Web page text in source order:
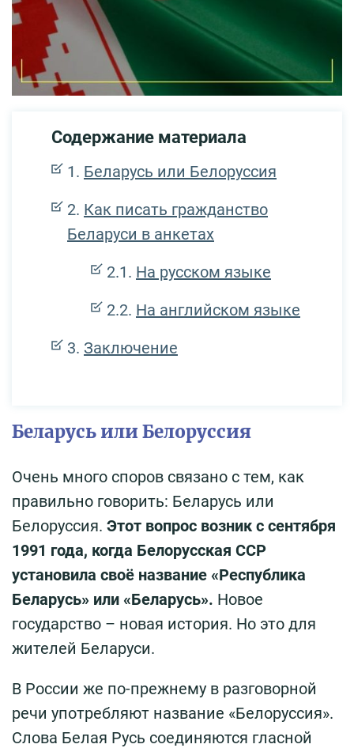
Содержание материала
Беларусь или Белоруссия
Как писать гражданство
Беларуси в анкетах
На русском языке
На английском языке
Заключение
Беларусь или Белоруссия
Очень много споров связано с тем, как
правильно говорить: Беларусь или
Белоруссия. Этот вопрос возник с сентября
1991 года, когда Белорусская ССР
установила своё название «Республика
Беларусь» или «Беларусь». Новое
государство – новая история. Но это для
жителей Беларуси.
В России же по-прежнему в разговорной
речи употребляют название «Белоруссия».
Слова Белая Русь соединяются гласной